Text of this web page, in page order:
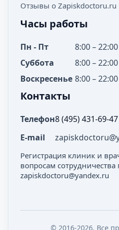
Отзывы о Zapiskdoctoru.ru
Часы работы
Пн - Пт
8:00 – 22:00
Суббота
8:00 – 22:00
Воскресенье 8:00 – 22:00
Контакты
Телефон8 (495) 431-69-47
E-mail
Регистрация клиник и
вопросам сотрудничества
zapiskdoctoru@yandex.ru
© 2016-2026. Все